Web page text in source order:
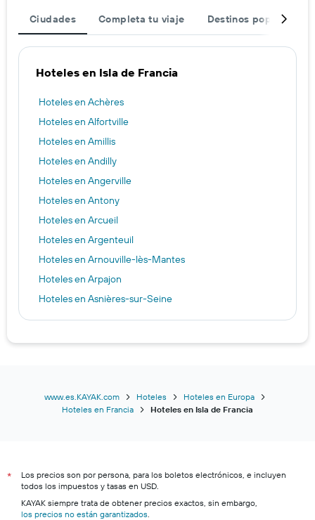
Ciudades Completa tu viaje Destinos populares
Hoteles en Isla de Francia
Hoteles en Achères
Hoteles en Alfortville
Hoteles en Amillis
Hoteles en Andilly
Hoteles en Angerville
Hoteles en Antony
Hoteles en Arcueil
Hoteles en Argenteuil
Hoteles en Arnouville-lès-Mantes
Hoteles en Arpajon
Hoteles en Asnières-sur-Seine
Hoteles en Athis Mons
Hoteles en Auvers-sur-Oise
Hoteles en Avon
Hoteles en Baillet-en-France
Hoteles en Barbizon
www.es.KAYAK.com Hoteles
Hoteles en Europa
Hoteles en Francia
Hoteles en Isla de Francia
*
Los precios son por persona, para los boletos electrónicos, e incluyen
todos los impuestos y tasas en USD.
KAYAK siempre trata de obtener precios exactos, sin embargo,
los precios no están garantizados.